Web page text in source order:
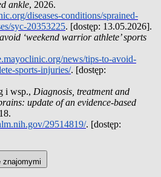
ankle, 2026.
diseases-conditions/sprained-
syc-20353225. [dostęp: 13.05.2026].
‘weekend warrior athlete’ sports
news/tips-to-avoid-
sports-injuries/. [dostęp:
i wsp., Diagnosis, treatment and
update of an evidence-based
29514819/. [dostęp:
znajomymi